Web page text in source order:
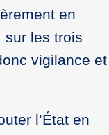
en
sur les trois
vigilance et
l’État en